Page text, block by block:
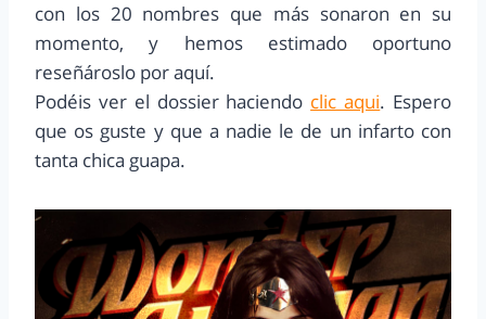
con los 20 nombres que más sonaron en su
momento, y hemos estimado oportuno
reseñároslo por aquí.
Podéis ver el dossier haciendo clic aqui. Espero
que os guste y que a nadie le de un infarto con
tanta chica guapa.